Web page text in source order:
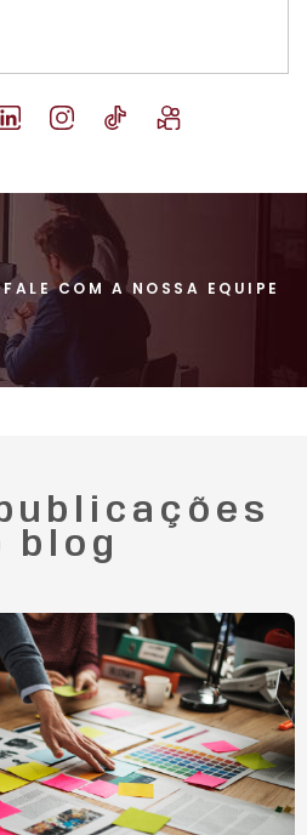
FALE COM A NOSSA EQUIPE
blog